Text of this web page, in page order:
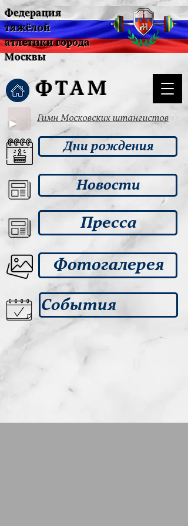
Гимн Московских штангистов
Федерация
тяжёлой
атлетики города
Москвы
ФТАМ
Дни рождения
Новости
Пресса
Фотогалерея
События